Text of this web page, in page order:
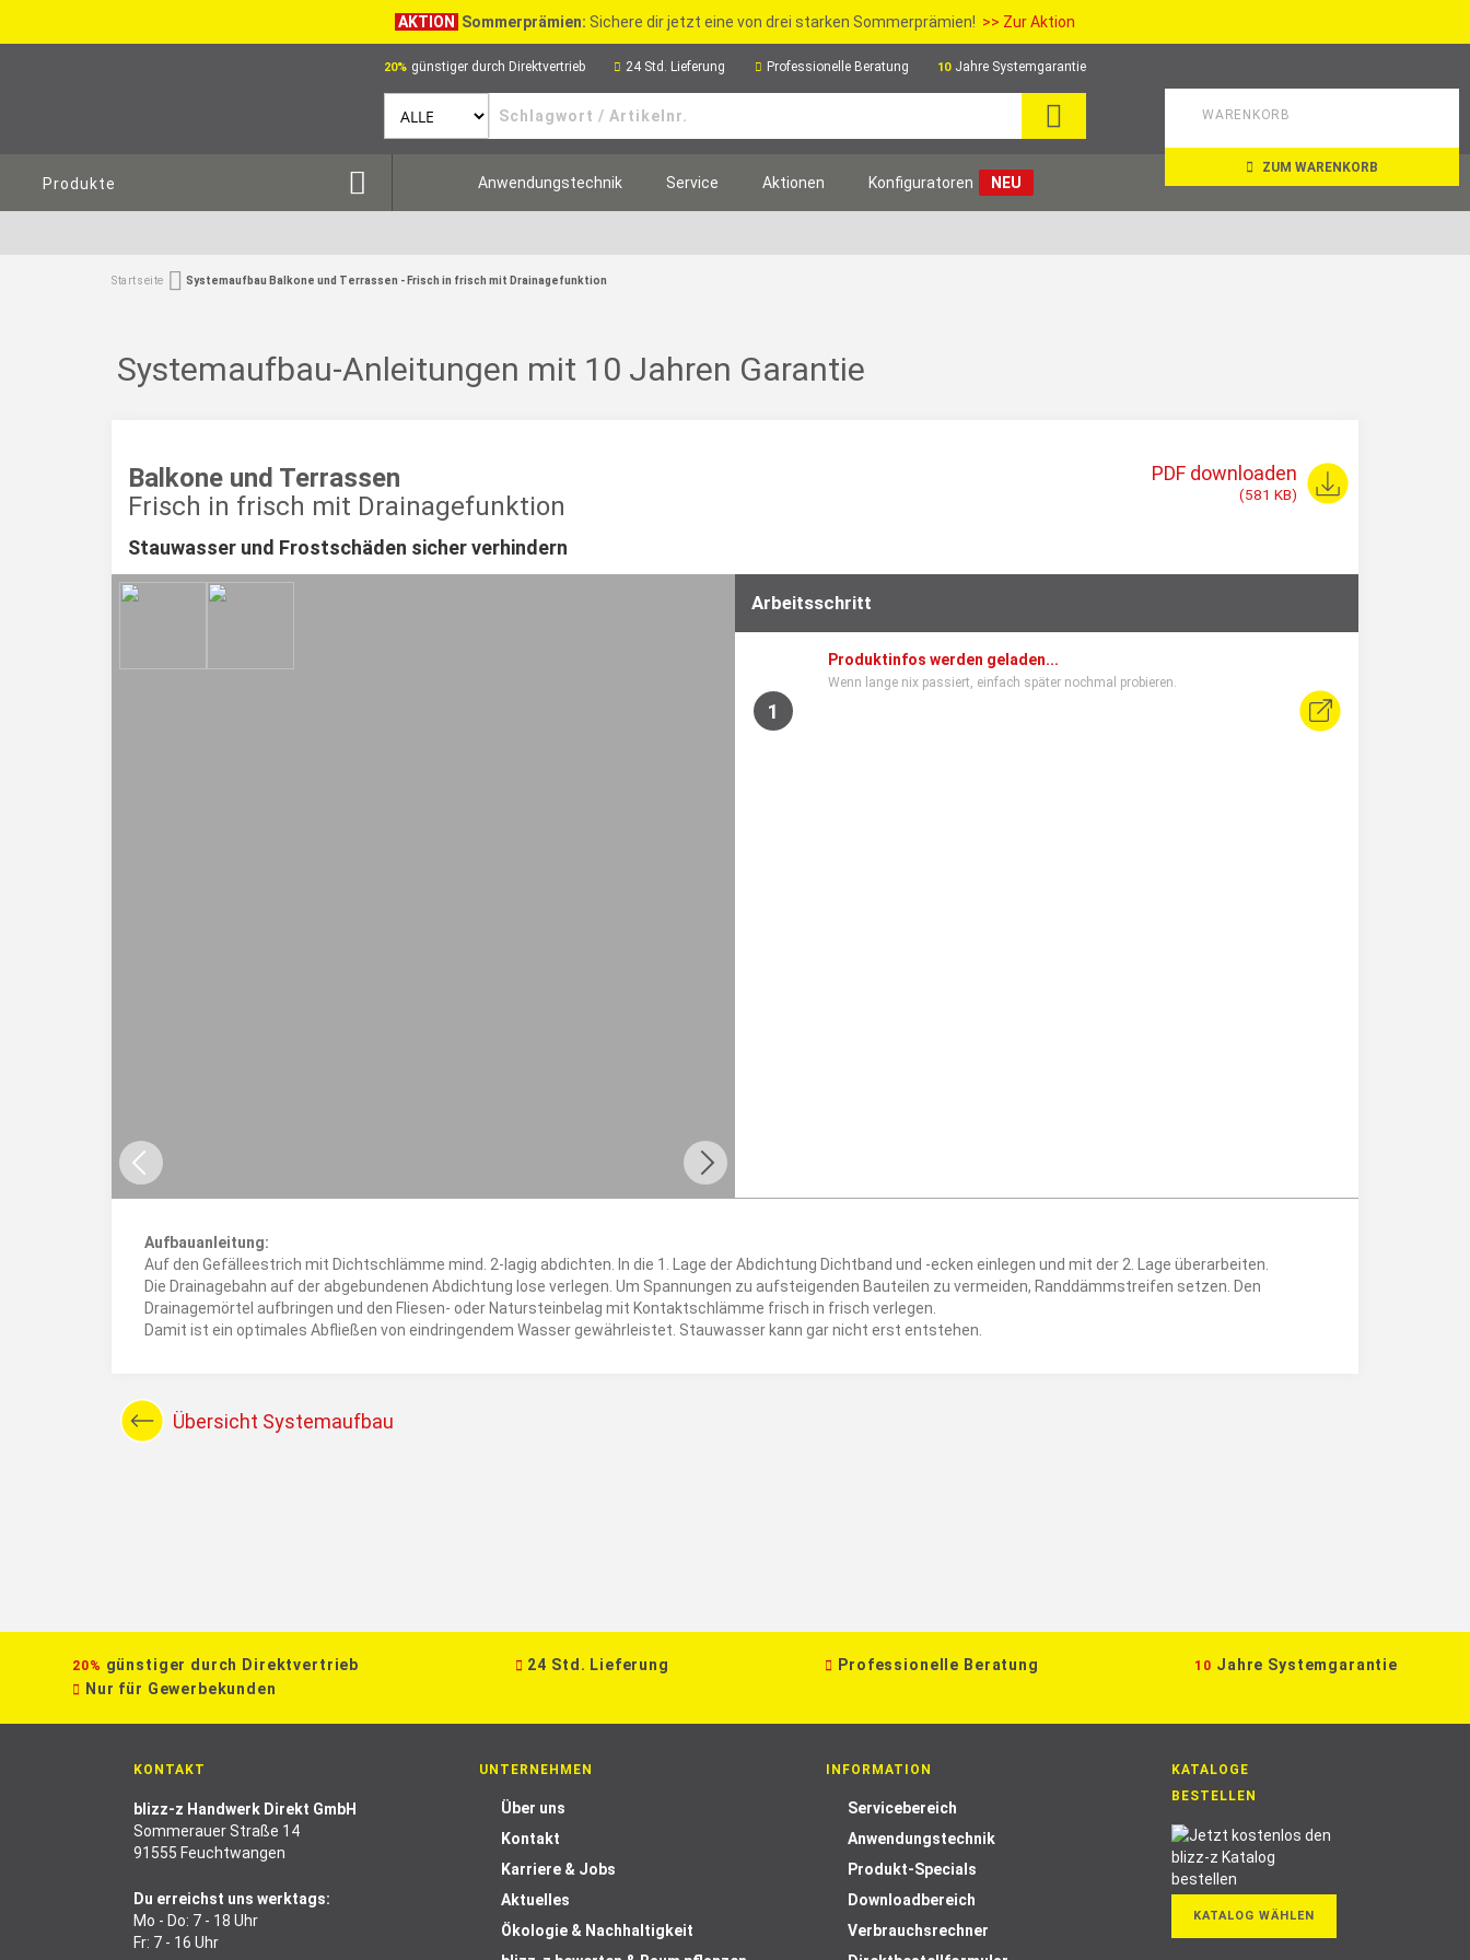
AKTION Sommerprämien: Sichere dir jetzt eine von drei starken Sommerprämien! >> Zur Aktion
20% günstiger durch Direktvertrieb 24 Std. Lieferung Professionelle Beratung 10 Jahre Systemgarantie
WARENKORB
ZUM WARENKORB
Produkte Anwendungstechnik Service Aktionen Konfiguratoren NEU
Startseite Systemaufbau Balkone und Terrassen - Frisch in frisch mit Drainagefunktion
Systemaufbau-Anleitungen mit 10 Jahren Garantie
PDF downloaden
(581 KB)
Balkone und Terrassen
Frisch in frisch mit Drainagefunktion
Stauwasser und Frostschäden sicher verhindern
Arbeitsschritt
1
Produktinfos werden geladen...
Wenn lange nix passiert, einfach später nochmal probieren.
Aufbauanleitung:
Auf den Gefälleestrich mit Dichtschlämme mind. 2-lagig abdichten. In die 1. Lage der Abdichtung Dichtband und -ecken einlegen und mit der 2. Lage überarbeiten.
Die Drainagebahn auf der abgebundenen Abdichtung lose verlegen. Um Spannungen zu aufsteigenden Bauteilen zu vermeiden, Randdämmstreifen setzen. Den
Drainagemörtel aufbringen und den Fliesen- oder Natursteinbelag mit Kontaktschlämme frisch in frisch verlegen.
Damit ist ein optimales Abfließen von eindringendem Wasser gewährleistet. Stauwasser kann gar nicht erst entstehen.
Übersicht Systemaufbau
20% günstiger durch Direktvertrieb 24 Std. Lieferung Professionelle Beratung 10 Jahre Systemgarantie
Nur für Gewerbekunden
KONTAKT
blizz-z Handwerk Direkt GmbH
Sommerauer Straße 14
91555 Feuchtwangen
Du erreichst uns werktags:
Mo - Do: 7 - 18 Uhr
Fr: 7 - 16 Uhr
UNTERNEHMEN
Über uns
Kontakt
Karriere & Jobs
Aktuelles
Ökologie & Nachhaltigkeit
INFORMATION
Servicebereich
Anwendungstechnik
Produkt-Specials
Downloadbereich
Verbrauchsrechner
KATALOGE
BESTELLEN
KATALOG WÄHLEN